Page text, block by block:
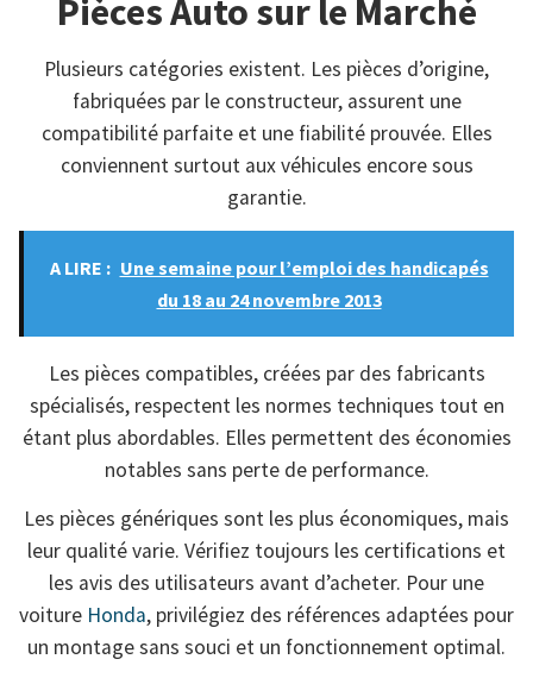
Pièces Auto sur le Marché
Plusieurs catégories existent. Les pièces d’origine,
fabriquées par le constructeur, assurent une
compatibilité parfaite et une fiabilité prouvée. Elles
conviennent surtout aux véhicules encore sous
garantie.
A LIRE : Une semaine pour l’emploi des handicapés
du 18 au 24 novembre 2013
Les pièces compatibles, créées par des fabricants
spécialisés, respectent les normes techniques tout en
étant plus abordables. Elles permettent des économies
notables sans perte de performance.
Les pièces génériques sont les plus économiques, mais
leur qualité varie. Vérifiez toujours les certifications et
les avis des utilisateurs avant d’acheter. Pour une
voiture Honda, privilégiez des références adaptées pour
un montage sans souci et un fonctionnement optimal.